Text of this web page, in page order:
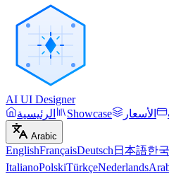
AI UI Designer
الرئيسية
Showcase الأسعار
Arabic
EnglishFrançaisDeutsch 日本語한
ItalianoPolskiTürkçeNederlands